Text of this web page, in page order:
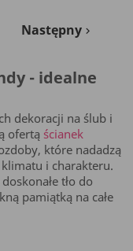
Następny 
- idealne
dekoracji na ślub i
ofertą ścianek
które nadadzą
i charakteru.
tło do
pamiątką na całe